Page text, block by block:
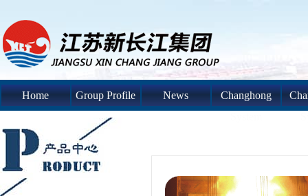
Home Group Profile News
Changhong